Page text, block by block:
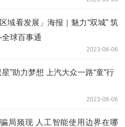
区域看发展」海报｜魅力“双城” 筑
球百事通
2023-06-06
星”助力梦想 上汽大众一路“童”行
2023-06-06
局频现 人工智能使用边界在哪